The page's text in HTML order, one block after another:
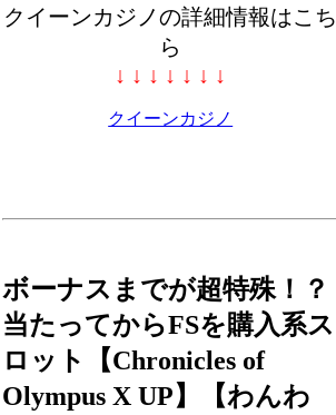
クイーンカジノの詳細情報はこち
ら
↓ ↓ ↓ ↓ ↓ ↓ ↓
クイーンカジノ
ボーナスまでが超特殊！？
当たってからFSを購入系ス
ロット【Chronicles of
Olympus X UP】【わんわ